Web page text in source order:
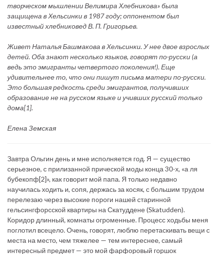
творческом мышлении Велимира Хлебникова» была
защищена в Хельсинки в 1987 году; оппонентом был
известный хлебниковед В. П. Григорьев.
Живет Наталья Башмакова в Хельсинки. У нее двое взрослых
детей. Оба знают несколько языков, говорят по-русски (а
ведь это эмигранты четвертого поколения!). Еще
удивительнее то, что они пишут письма матери по-русски.
Это большая редкость среди эмигрантов, получивших
образование не на русском языке и учивших русский только
дома[1].
Елена Земская
Завтра Ольгин день и мне исполняется год. Я — существо
серьезное, с прилизанной прической моды конца 30-х, «а ля
бубекопф[2]», как говорит мой папа. Я только недавно
научилась ходить и, сопя, держась за косяк, с большим трудом
перелезаю через высокие пoроги нашей старинной
гельсингфорсской квартиры на Скатуддене (Skatudden).
Коридор длинный, комнаты огроменные. Процесс ходьбы меня
поглотил всецело. Очень, говорят, люблю перетаскивать вещи с
места на место, чем тяжелее — тем интереснее, самый
интересный предмет — это мой фарфоровый горшок